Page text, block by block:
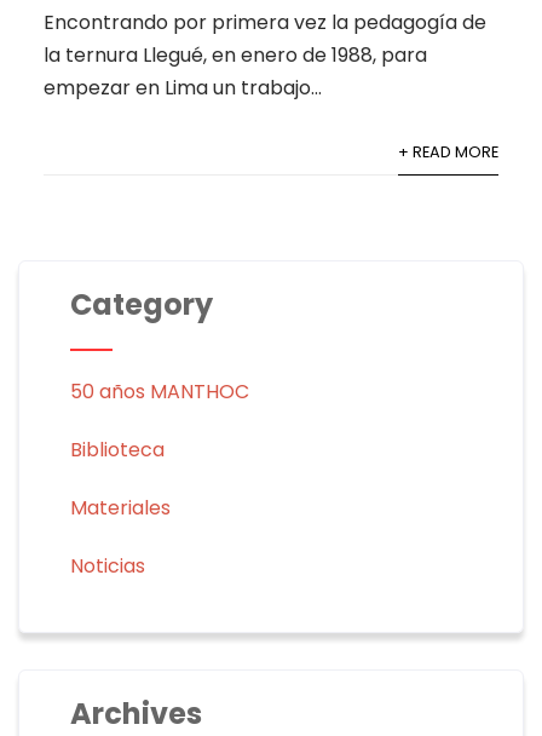
Encontrando por primera vez la pedagogía de
la ternura Llegué, en enero de 1988, para
empezar en Lima un trabajo...
+ READ MORE
Category
50 años MANTHOC
Biblioteca
Materiales
Noticias
Archives